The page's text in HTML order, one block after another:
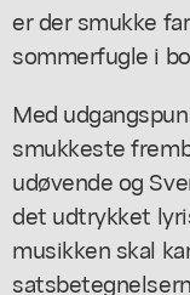
er der smukke
sommerfugle i
Med
smukkeste
udøvende og
det udtrykket
musikken skal